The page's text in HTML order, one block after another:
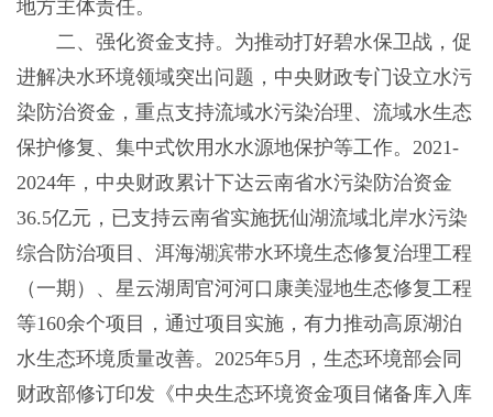
地方主体责任。
二、强化资金支持。为推动打好碧水保卫战，促
进解决水环境领域突出问题，中央财政专门设立水污
染防治资金，重点支持流域水污染治理、流域水生态
保护修复、集中式饮用水水源地保护等工作。2021-
2024年，中央财政累计下达云南省水污染防治资金
36.5亿元，已支持云南省实施抚仙湖流域北岸水污染
综合防治项目、洱海湖滨带水环境生态修复治理工程
（一期）、星云湖周官河河口康美湿地生态修复工程
等160余个项目，通过项目实施，有力推动高原湖泊
水生态环境质量改善。2025年5月，生态环境部会同
财政部修订印发《中央生态环境资金项目储备库入库